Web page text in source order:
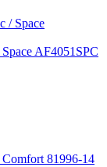
AF4051SPC